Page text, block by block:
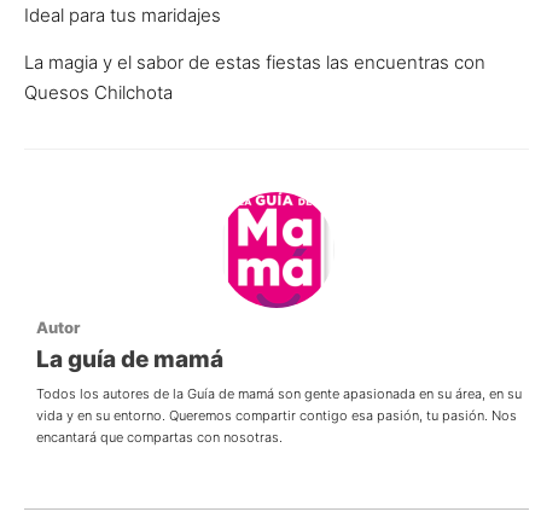
Ideal para tus maridajes
La magia y el sabor de estas fiestas las encuentras con
Quesos Chilchota
Autor
La guía de mamá
Todos los autores de la Guía de mamá son gente apasionada en su área, en su
vida y en su entorno. Queremos compartir contigo esa pasión, tu pasión. Nos
encantará que compartas con nosotras.